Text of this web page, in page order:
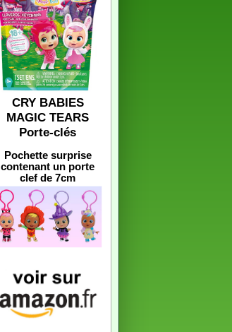
CRY BABIES
MAGIC TEARS
Porte-clés
Pochette surprise
contenant un porte
clef de 7cm